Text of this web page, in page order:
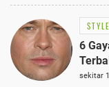
STYLE
6
sekitar